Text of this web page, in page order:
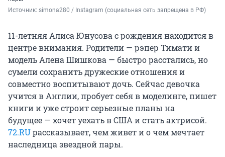
Источник: simona280 / Instagram (социальная сеть запрещена в РФ)
11-летняя Алиса Юнусова с рождения находится в
центре внимания. Родители — рэпер Тимати и
модель Алена Шишкова — быстро расстались, но
сумели сохранить дружеские отношения и
совместно воспитывают дочь. Сейчас девочка
учится в Англии, пробует себя в моделинге, пишет
книги и уже строит серьезные планы на
будущее — хочет уехать в США и стать актрисой.
72.RUрассказывает, чем живет и о чем мечтает
наследница звездной пары.